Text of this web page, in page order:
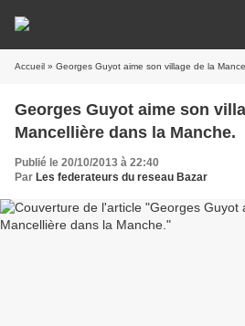
Accueil » Georges Guyot aime son village de la
Georges Guyot aime son
Mancellière dans la Manche.
Publié le 20/10/2013 à 22:40
Par Les federateurs du reseau Bazar